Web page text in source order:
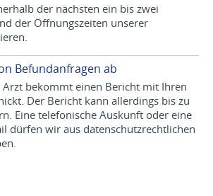
der nächsten ein bis zwei
der Öffnungszeiten unserer
Befundanfragen ab
bekommt einen Bericht mit Ihren
Der Bericht kann allerdings bis zu
Eine telefonische Auskunft oder eine
dürfen wir aus datenschutzrechtlichen